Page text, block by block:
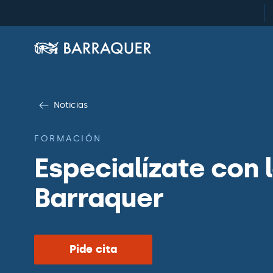
Noticias
FORMACIÓN
Especialízate con
Barraquer
Pide cita